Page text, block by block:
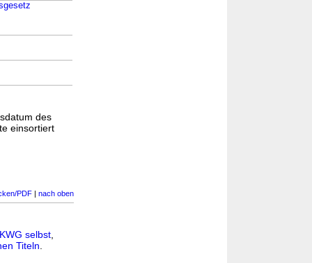
des
einsortiert
PDF | nach oben
KWG selbst
Titeln